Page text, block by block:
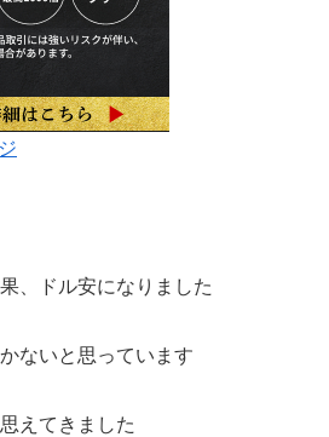
、ドル安になりました
ないと思っています
えてきました